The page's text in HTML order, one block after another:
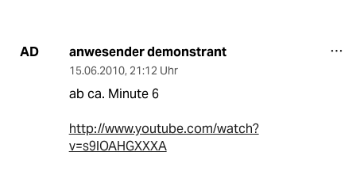
AD anwesender demonstrant
15.06.2010, 21:12 Uhr
ab ca. Minute 6
http://www.youtube.com/watch?
v=s9lOAHGXXXA